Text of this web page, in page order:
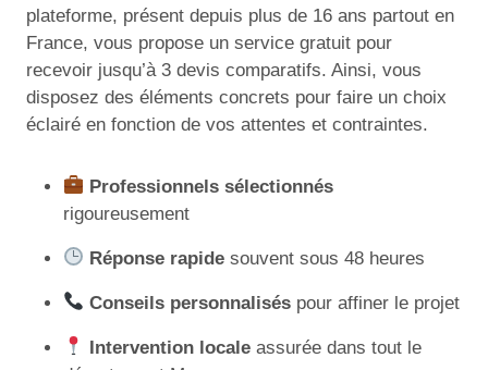
plateforme, présent depuis plus de 16 ans partout en
France, vous propose un service gratuit pour
recevoir jusqu’à 3 devis comparatifs. Ainsi, vous
disposez des éléments concrets pour faire un choix
éclairé en fonction de vos attentes et contraintes.
Professionnels sélectionnés
rigoureusement
Réponse rapide souvent sous 48 heures
Conseils personnalisés pour affiner le projet
Intervention locale assurée dans tout le